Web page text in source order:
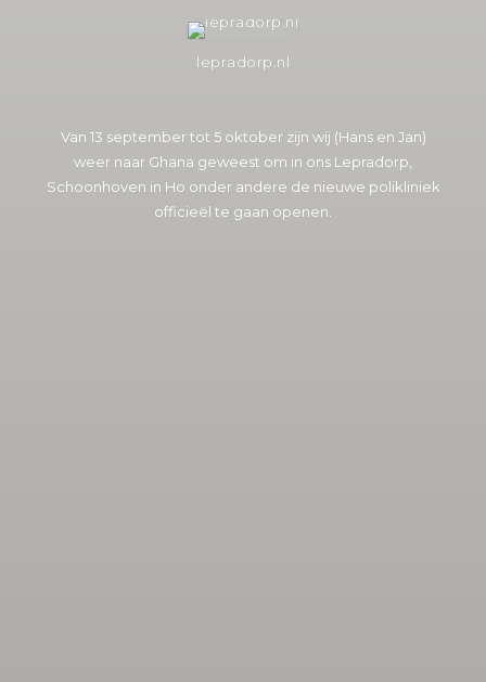
lepradorp.nl
Van 13 september tot 5 oktober zijn wij (Hans en Jan)
weer naar Ghana geweest om in ons Lepradorp,
Schoonhoven in Ho onder andere de nieuwe polikliniek
officieël te gaan openen.